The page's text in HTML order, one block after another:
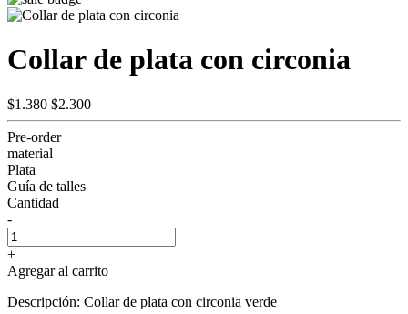
Collar de plata con circonia
$1.380 $2.300
Pre-order
material
Plata
Guía de talles
Cantidad
-
+
Agregar al carrito
Descripción: Collar de plata con circonia verde